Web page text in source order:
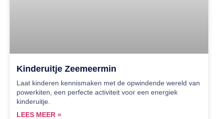
Kinderuitje Zeemeermin
Laat kinderen kennismaken met de opwindende wereld van
powerkiten, een perfecte activiteit voor een energiek
kinderuitje.
LEES MEER »